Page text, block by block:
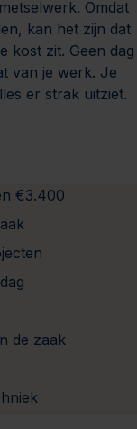
Omdat
kan het zijn dat
kost zit. Geen dag
van je werk. Je
er strak uitziet.
€3.400
de zaak